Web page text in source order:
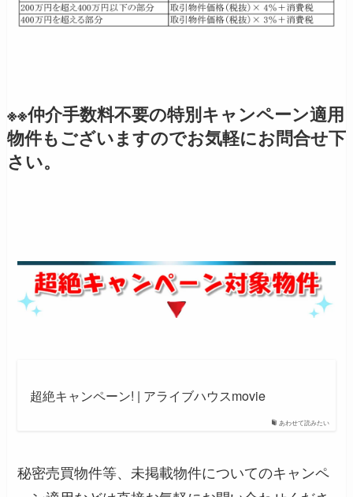
※※仲介手数料不要の特別キャンペーン適用
物件もございますのでお気軽にお問合せ下
さい。
あわせて読みたい
超絶キャンペーン! | アライブハウスmovie
秘密売買物件等、未掲載物件についてのキャンペ